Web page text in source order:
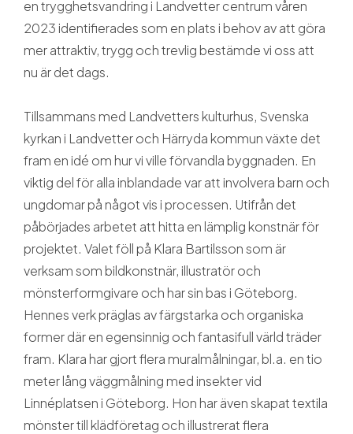
en trygghetsvandring i Landvetter centrum våren
2023 identifierades som en plats i behov av att göra
mer attraktiv, trygg och trevlig bestämde vi oss att
nu är det dags.
Tillsammans med Landvetters kulturhus, Svenska
kyrkan i Landvetter och Härryda kommun växte det
fram en idé om hur vi ville förvandla byggnaden. En
viktig del för alla inblandade var att involvera barn och
ungdomar på något vis i processen. Utifrån det
påbörjades arbetet att hitta en lämplig konstnär för
projektet. Valet föll på Klara Bartilsson som är
verksam som bildkonstnär, illustratör och
mönsterformgivare och har sin bas i Göteborg.
Hennes verk präglas av färgstarka och organiska
former där en egensinnig och fantasifull värld träder
fram. Klara har gjort flera muralmålningar, bl.a. en tio
meter lång väggmålning med insekter vid
Linnéplatsen i Göteborg. Hon har även skapat textila
mönster till klädföretag och illustrerat flera